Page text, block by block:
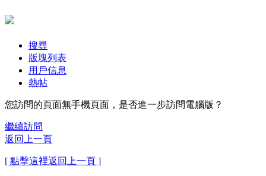
搜尋
版塊列表
用戶信息
熱帖
您訪問的頁面無手機頁面，是否進一步訪問電腦版？
繼續訪問
返回上一頁
[ 點擊這裡返回上一頁 ]